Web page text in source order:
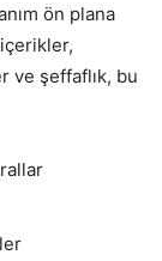
ön plana
ve şeffaflık, bu